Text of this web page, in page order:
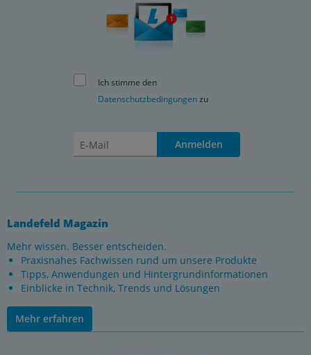
Ich stimme den
Datenschutzbedingungenzu
Anmelden
Landefeld Magazin
Mehr wissen. Besser entscheiden.
Praxisnahes Fachwissen rund um unsere Produkte
Tipps, Anwendungen und Hintergrundinformationen
Einblicke in Technik, Trends und Lösungen
Mehr erfahren